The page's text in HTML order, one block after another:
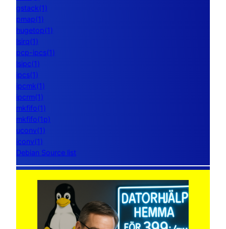
gstack(1)
pmap(1)
hugetop(1)
lsirq(1)
pcp-ipcs(1)
lsipc(1)
ipcs(1)
ipcmk(1)
ipcrm(1)
mkfifo(1)
mkfifo(1p)
uconv(1)
iconv(1)
Debian Source list